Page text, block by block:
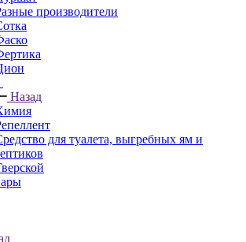
производители
Назад
для туалета, выгребных ям и